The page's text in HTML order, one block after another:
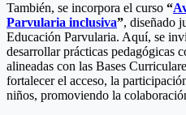
También, se incorpora el curso “
Parvularia inclusiva”, diseñado
Educación Parvularia. Aquí, se
desarrollar prácticas pedagógicas
alineadas con las Bases
fortalecer el acceso, la
niños, promoviendo la